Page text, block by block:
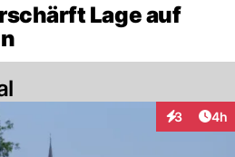
Lage auf
3 4h